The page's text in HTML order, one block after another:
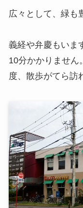
広々として、緑も
義経や弁慶もいま
10分かかりません
度、散歩がてら訪